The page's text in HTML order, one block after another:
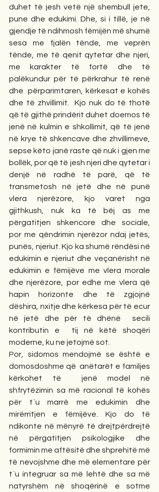
duhet të jesh vetë një shembull jete,
pune dhe edukimi. Dhe, si i tillë, je në
gjendje të ndihmosh fëmijën më shumë
sesa me fjalën tënde, me veprën
tënde, me të qenit qytetar dhe njeri,
me karakter të fortë dhe të
palëkundur për të përkrahur të renë
dhe  përparimtaren, kërkesat e kohës
dhe të zhvillimit.  Kjo nuk do të thotë
që të gjithë prindërit duhet doemos të
jenë në kulmin e shkollimit, që të jenë
në krye të shkencave dhe zhvillimeve,
sepse këto janë raste që nuk i gjen me
bollëk, por që të jesh njeri dhe qytetar i
denjë në radhë të parë, që të
transmetosh në jetë dhe në punë
vlera njerëzore, kjo varet nga
gjithkush, nuk ka të bëj as me
përgatitjen shkencore dhe sociale,
por me qëndrimin njerëzor ndaj jetës,
punës, njeriut. Kjo ka shumë rëndësi në
edukimin e njeriut dhe veçanërisht në
edukimin e fëmijëve me vlera morale
dhe njerëzore, por edhe me vlera që
hapin horizonte dhe të zgjojnë
dëshira, nxitje dhe kërkesa për të ecur
në jetë dhe për të dhënë  secili
kontributin e  tij në këtë shoqëri
moderne, ku ne jetojmë sot.
Por, sidomos mendojmë se është e
domosdoshme që  anëtarët e familjes
kërkohet të  jenë model në
shfrytëzimin sa më racional të kohës
për t`u marrë me edukimin dhe
mirërritjen e fëmijëve. Kjo do të
ndikonte në mënyrë të drejtpërdrejtë
në përgatitjen psikologjike dhe
formimin me aftësitë dhe shprehitë më
të nevojshme dhe më elementare për
t`u integruar sa më lehtë dhe sa më
natyrshëm në shoqërinë e sotme